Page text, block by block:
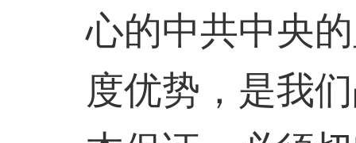
心的中共中央
度优势，是我